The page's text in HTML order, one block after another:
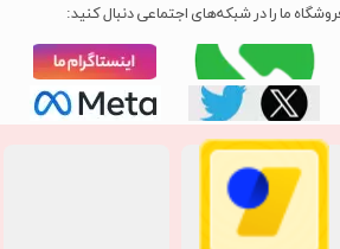
ما را در شبکه‌های اجتماعی دنبال کنید: